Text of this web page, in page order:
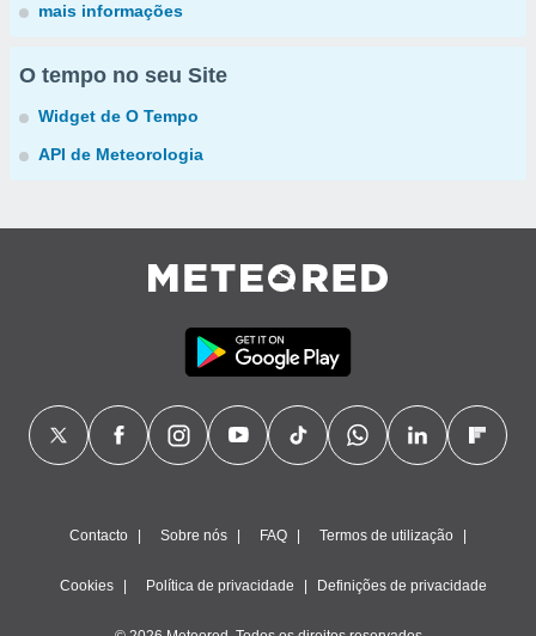
mais informações
O tempo no seu Site
Widget de O Tempo
API de Meteorologia
Contacto Sobre nós FAQ Termos de utilização
Cookies Política de privacidade Definições de privacidade